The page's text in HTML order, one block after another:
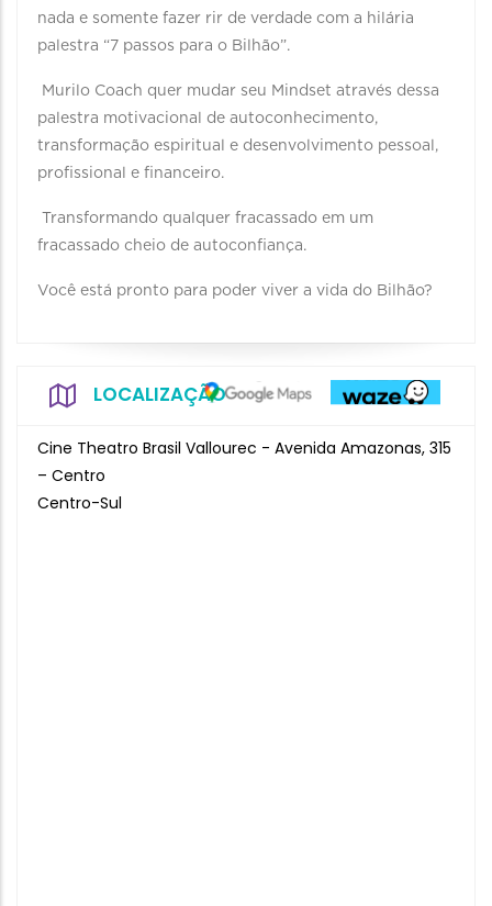
nada e somente fazer rir de verdade com a hilária
palestra “7 passos para o Bilhão”.
Murilo Coach quer mudar seu Mindset através dessa
palestra motivacional de autoconhecimento,
transformação espiritual e desenvolvimento pessoal,
profissional e financeiro.
Transformando qualquer fracassado em um
fracassado cheio de autoconfiança.
Você está pronto para poder viver a vida do Bilhão?
LOCALIZAÇÃO
Cine Theatro Brasil Vallourec - Avenida Amazonas, 315
– Centro
Centro-Sul